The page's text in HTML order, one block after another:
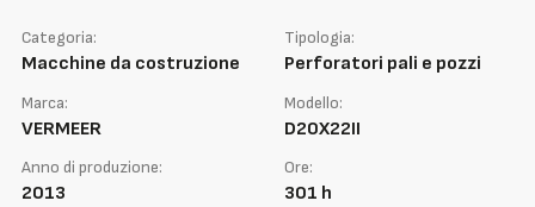
Categoria:
Macchine da costruzione
Tipologia:
Perforatori pali e pozzi
Marca:
VERMEER
Modello:
D20X22II
Anno di produzione:
2013
Ore:
301 h